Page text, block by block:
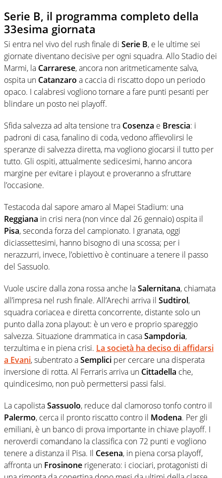
Serie B, il programma completo della
33esima giornata
Si entra nel vivo del rush finale di Serie B, e le ultime sei
giornate diventano decisive per ogni squadra. Allo Stadio dei
Marmi, la Carrarese, ancora non aritmeticamente salva,
ospita un Catanzaro a caccia di riscatto dopo un periodo
opaco. I calabresi vogliono tornare a fare punti pesanti per
blindare un posto nei playoff.
Sfida salvezza ad alta tensione tra Cosenza e Brescia: i
padroni di casa, fanalino di coda, vedono affievolirsi le
speranze di salvezza diretta, ma vogliono giocarsi il tutto per
tutto. Gli ospiti, attualmente sedicesimi, hanno ancora
margine per evitare i playout e proveranno a sfruttare
l’occasione.
Testacoda dal sapore amaro al Mapei Stadium: una
Reggiana in crisi nera (non vince dal 26 gennaio) ospita il
Pisa, seconda forza del campionato. I granata, oggi
diciassettesimi, hanno bisogno di una scossa; per i
nerazzurri, invece, l’obiettivo è continuare a tenere il passo
del Sassuolo.
Vuole uscire dalla zona rossa anche laSalernitana, chiamata
all’impresa nel rush finale. All’Arechi arriva il Sudtirol,
squadra coriacea e diretta concorrente, distante solo un
punto dalla zona playout: è un vero e proprio spareggio
salvezza. Situazione drammatica in casaSampdoria,
terzultima e in piena crisi. La società ha deciso di affidarsi
a Evani, subentrato aSemplici per cercare una disperata
inversione di rotta. Al Ferraris arriva un Cittadella che,
quindicesimo, non può permettersi passi falsi.
La capolistaSassuolo, reduce dal clamoroso tonfo contro il
Palermo, cerca il pronto riscatto contro il Modena. Per gli
emiliani, è un banco di prova importante in chiave playoff. I
neroverdi comandano la classifica con 72 punti e vogliono
tenere a distanza il Pisa. Il Cesena, in piena corsa playoff,
affronta un Frosinone rigenerato: i ciociari, protagonisti di